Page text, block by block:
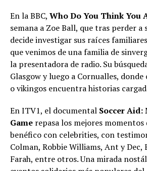
En la BBC, Who Do You Think You
semana a Zoe Ball, que tras perder a
decide investigar sus raíces
que venimos de una familia de
la presentadora de radio. Su
Glasgow y luego a Cornualles,
o vikingos encuentra historias
En ITV1, el documental Soccer Aid:
Game repasa los mejores
benéfico con celebrities, con
Colman, Robbie Williams, Ant y Dec,
Farah, entre otros. Una mirada